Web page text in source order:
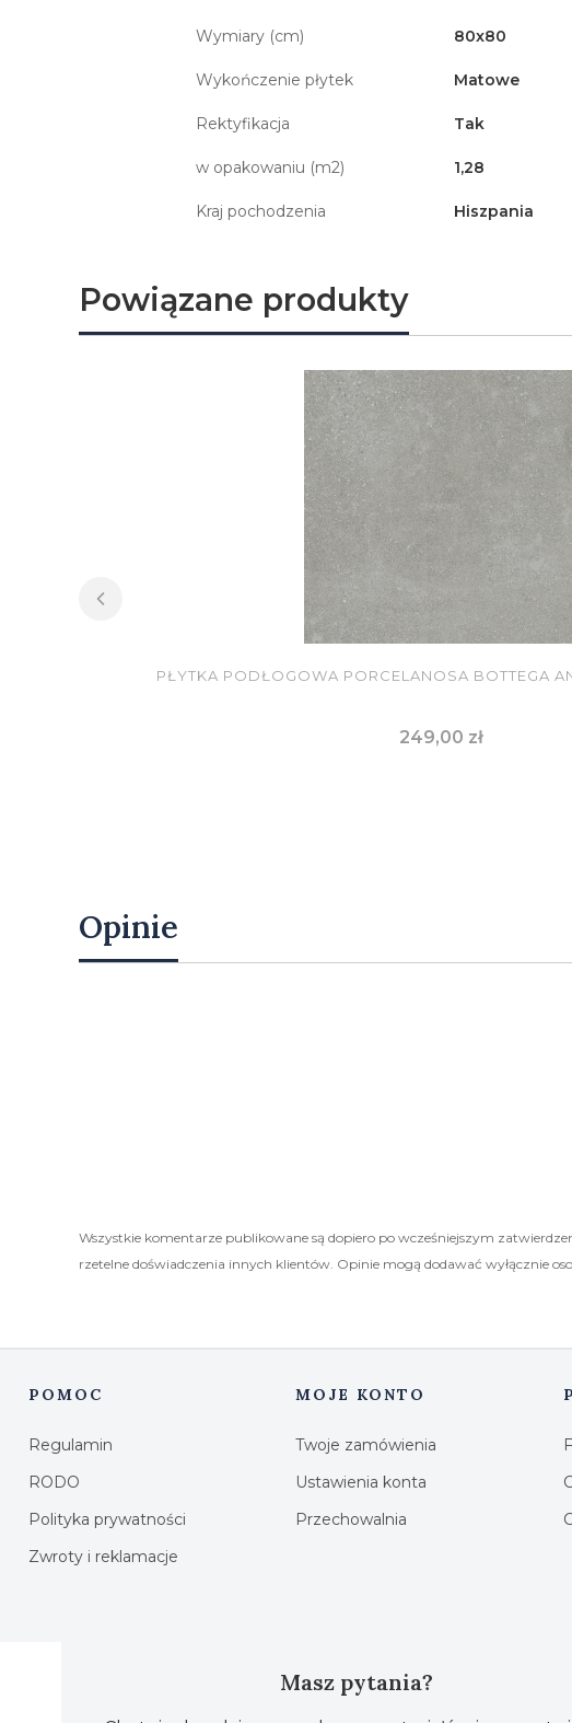
Wymiary (cm) 80x80
Wykończenie płytek Matowe
Rektyfikacja Tak
w opakowaniu (m2) 1,28
Kraj pochodzenia Hiszpania
Powiązane produkty
PŁYTKA PODŁOGOWA PORCELANOSA BOTTEGA
Cena
249,00 zł
Opinie
Wszystkie komentarze publikowane są dopiero po wcześniejszym
rzetelne doświadczenia innych klientów. Opinie mogą dodawać wyłącznie
Linki w stopce
POMOC
Regulamin
RODO
Polityka prywatności
Zwroty i reklamacje
MOJE KONTO
Twoje zamówienia
Ustawienia konta
Przechowalnia
Masz pytania?